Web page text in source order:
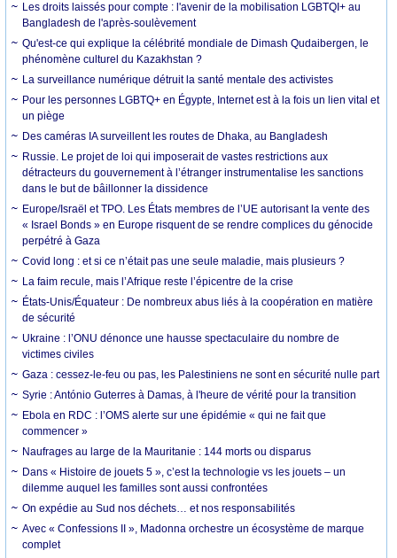
Les droits laissés pour compte : l'avenir de la mobilisation LGBTQI+ au
Bangladesh de l'après-soulèvement
Qu'est-ce qui explique la célébrité mondiale de Dimash Qudaibergen, le
phénomène culturel du Kazakhstan ?
La surveillance numérique détruit la santé mentale des activistes
Pour les personnes LGBTQ+ en Égypte, Internet est à la fois un lien vital et
un piège
Des caméras IA surveillent les routes de Dhaka, au Bangladesh
Russie. Le projet de loi qui imposerait de vastes restrictions aux
détracteurs du gouvernement à l’étranger instrumentalise les sanctions
dans le but de bâillonner la dissidence
Europe/Israël et TPO. Les États membres de l’UE autorisant la vente des
« Israel Bonds » en Europe risquent de se rendre complices du génocide
perpétré à Gaza
Covid long : et si ce n’était pas une seule maladie, mais plusieurs ?
La faim recule, mais l’Afrique reste l’épicentre de la crise
États-Unis/Équateur : De nombreux abus liés à la coopération en matière
de sécurité
Ukraine : l’ONU dénonce une hausse spectaculaire du nombre de
victimes civiles
Gaza : cessez-le-feu ou pas, les Palestiniens ne sont en sécurité nulle part
Syrie : António Guterres à Damas, à l'heure de vérité pour la transition
Ebola en RDC : l’OMS alerte sur une épidémie « qui ne fait que
commencer »
Naufrages au large de la Mauritanie : 144 morts ou disparus
Dans « Histoire de jouets 5 », c’est la technologie vs les jouets – un
dilemme auquel les familles sont aussi confrontées
On expédie au Sud nos déchets… et nos responsabilités
Avec « Confessions II », Madonna orchestre un écosystème de marque
complet